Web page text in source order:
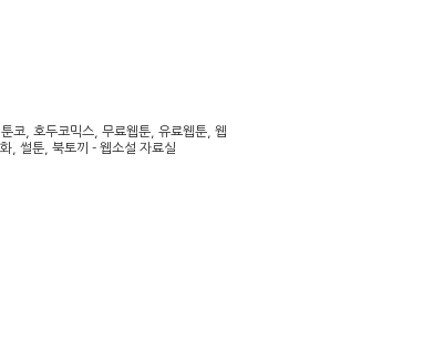
코, 호두코믹스, 무료웹툰, 유료웹툰, 웹
, 썰툰, 북토끼 - 웹소설 자료실